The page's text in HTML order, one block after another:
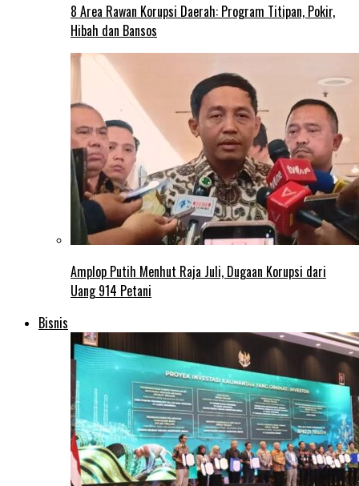
8 Area Rawan Korupsi Daerah: Program Titipan, Pokir,
Hibah dan Bansos
Amplop Putih Menhut Raja Juli, Dugaan Korupsi dari
Uang 914 Petani
Bisnis